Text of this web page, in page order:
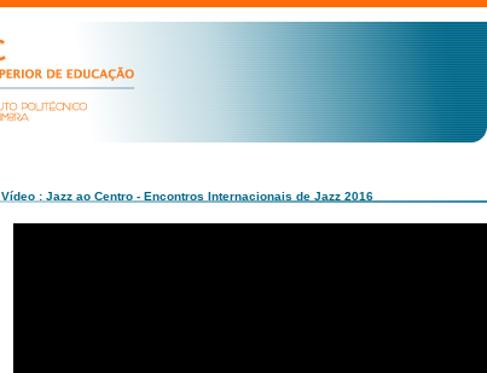
Vídeo : Jazz ao Centro - Encontros Internacionais de Jazz 2016